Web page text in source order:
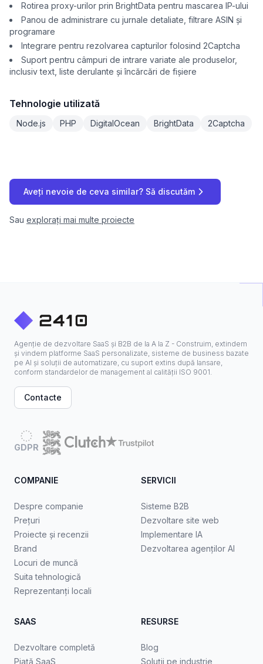
Rotirea proxy-urilor prin BrightData pentru mascarea IP-ului
Panou de administrare cu jurnale detaliate, filtrare ASIN și
programare
Integrare pentru rezolvarea capturilor folosind 2Captcha
Suport pentru câmpuri de intrare variate ale produselor,
inclusiv text, liste derulante și încărcări de fișiere
Tehnologie utilizată
Node.js PHP DigitalOcean BrightData 2Captcha
Aveți nevoie de ceva similar? Să discutăm
Sau explorați mai multe proiecte
Agenție de dezvoltare SaaS și B2B de la A la Z - Construim, extindem
și vindem platforme SaaS personalizate, sisteme de business bazate
pe AI și soluții de automatizare, cu suport extins după lansare,
conform standardelor de management al calității ISO 9001.
Contacte
GDPR
COMPANIE
Despre companie
Prețuri
Proiecte și recenzii
Brand
Locuri de muncă
Suita tehnologică
Reprezentanți locali
SERVICII
Sisteme B2B
Dezvoltare site web
Implementare IA
Dezvoltarea agenților AI
SAAS
Dezvoltare completă
Piață SaaS
RESURSE
Blog
Soluții pe industrie